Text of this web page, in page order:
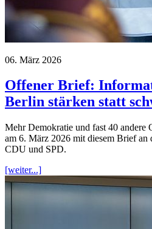
06. März 2026
Offener Brief:
Berlin stärken statt
Mehr Demokratie und fast 40 andere
am 6. März 2026 mit diesem Brief an
CDU und SPD.
[weiter...]